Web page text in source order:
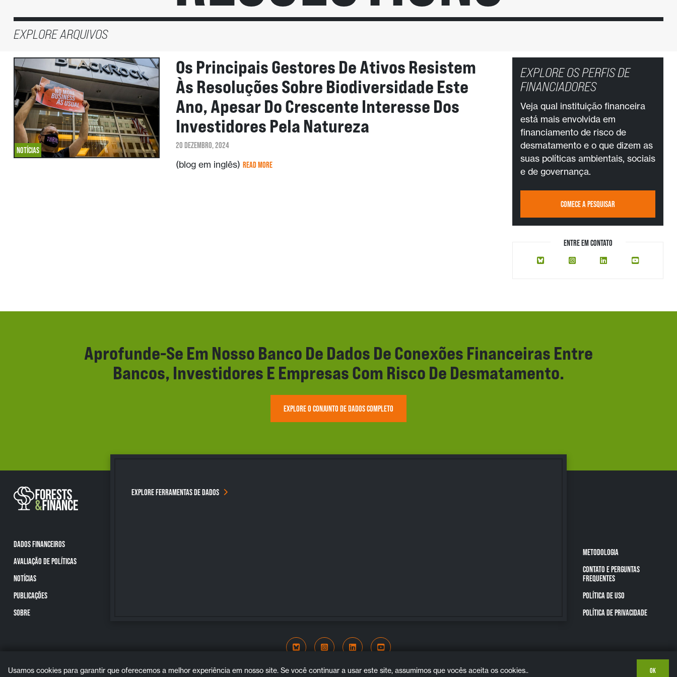
EXPLORE ARQUIVOS
NOTÍCIAS
Os Principais Gestores De Ativos Resistem
Às Resoluções Sobre Biodiversidade Este
Ano, Apesar Do Crescente Interesse Dos
Investidores Pela Natureza
20 DEZEMBRO, 2024
(blog em inglês) READ MORE
EXPLORE OS PERFIS DE
FINANCIADORES
Veja qual instituição financeira
está mais envolvida em
financiamento de risco de
desmatamento e o que dizem as
suas políticas ambientais, sociais
e de governança.
COMECE A PESQUISAR
ENTRE EM CONTATO
Aprofunde-Se Em Nosso Banco De Dados De Conexões Financeiras Entre
Bancos, Investidores E Empresas Com Risco De Desmatamento.
EXPLORE O CONJUNTO DE DADOS COMPLETO
DADOS FINANCEIROS
AVALIAÇÃO DE POLÍTICAS
NOTÍCIAS
PUBLICAÇÕES
SOBRE
EXPLORE FERRAMENTAS DE DADOS
METODOLOGIA
CONTATO E PERGUNTAS
FREQUENTES
POLÍTICA DE USO
POLÍTICA DE PRIVACIDADE
BlueskyInstagramLinkedInYouTube
COPYRIGHT © 2026. ALL RIGHTS RESERVED.
Usamos cookies para garantir que oferecemos a melhor experiência em nosso site. Se você continuar a usar este site, assumimos que vocês aceita os cookies.. OK